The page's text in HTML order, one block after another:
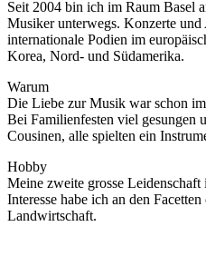
Seit 2004 bin ich im Raum Basel
Musiker unterwegs. Konzerte
internationale Podien im
Korea, Nord- und Südamerika.
Warum
Die Liebe zur Musik war schon
Bei Familienfesten viel gesungen
Cousinen, alle spielten ein
Hobby
Meine zweite grosse Leidenschaft
Interesse habe ich an den
Landwirtschaft.